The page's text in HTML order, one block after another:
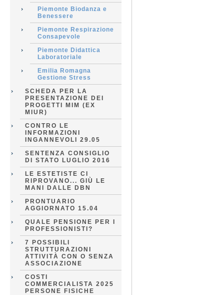
Piemonte Biodanza e
Benessere
Piemonte Respirazione
Consapevole
Piemonte Didattica
Laboratoriale
Emilia Romagna
Gestione Stress
SCHEDA PER LA
PRESENTAZIONE DEI
PROGETTI MIM (EX
MIUR)
CONTRO LE
INFORMAZIONI
INGANNEVOLI 29.05
SENTENZA CONSIGLIO
DI STATO LUGLIO 2016
LE ESTETISTE CI
RIPROVANO... GIÙ LE
MANI DALLE DBN
PRONTUARIO
AGGIORNATO 15.04
QUALE PENSIONE PER I
PROFESSIONISTI?
7 POSSIBILI
STRUTTURAZIONI
ATTIVITÀ CON O SENZA
ASSOCIAZIONE
COSTI
COMMERCIALISTA 2025
PERSONE FISICHE